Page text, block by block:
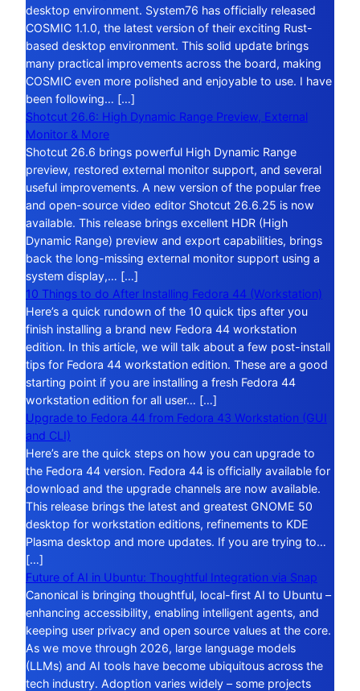
desktop environment. System76 has officially released
COSMIC 1.1.0, the latest version of their exciting Rust-
based desktop environment. This solid update brings
many practical improvements across the board, making
COSMIC even more polished and enjoyable to use. I have
been following… […]
Shotcut 26.6: High Dynamic Range Preview, External
Monitor & More
Shotcut 26.6 brings powerful High Dynamic Range
preview, restored external monitor support, and several
useful improvements. A new version of the popular free
and open-source video editor Shotcut 26.6.25 is now
available. This release brings excellent HDR (High
Dynamic Range) preview and export capabilities, brings
back the long-missing external monitor support using a
system display,… […]
10 Things to do After Installing Fedora 44 (Workstation)
Here’s a quick rundown of the 10 quick tips after you
finish installing a brand new Fedora 44 workstation
edition. In this article, we will talk about a few post-install
tips for Fedora 44 workstation edition. These are a good
starting point if you are installing a fresh Fedora 44
workstation edition for all user… […]
Upgrade to Fedora 44 from Fedora 43 Workstation (GUI
and CLI)
Here’s are the quick steps on how you can upgrade to
the Fedora 44 version. Fedora 44 is officially available for
download and the upgrade channels are now available.
This release brings the latest and greatest GNOME 50
desktop for workstation editions, refinements to KDE
Plasma desktop and more updates. If you are trying to…
[…]
Future of AI in Ubuntu: Thoughtful Integration via Snap
Canonical is bringing thoughtful, local-first AI to Ubuntu –
enhancing accessibility, enabling intelligent agents, and
keeping user privacy and open source values at the core.
As we move through 2026, large language models
(LLMs) and AI tools have become ubiquitous across the
tech industry. Adoption varies widely – some projects